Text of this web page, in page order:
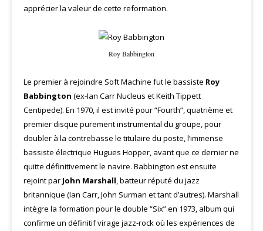
apprécier la valeur de cette reformation.
Roy Babbington
Le premier à rejoindre Soft Machine fut le bassiste Roy
Babbington (ex-Ian Carr Nucleus et Keith Tippett
Centipede). En 1970, il est invité pour “Fourth”, quatrième et
premier disque purement instrumental du groupe, pour
doubler à la contrebasse le titulaire du poste, l’immense
bassiste électrique Hugues Hopper, avant que ce dernier ne
quitte définitivement le navire. Babbington est ensuite
rejoint par John Marshall, batteur réputé du jazz
britannique (Ian Carr, John Surman et tant d’autres). Marshall
intègre la formation pour le double “Six” en 1973, album qui
confirme un définitif virage jazz-rock où les expériences de